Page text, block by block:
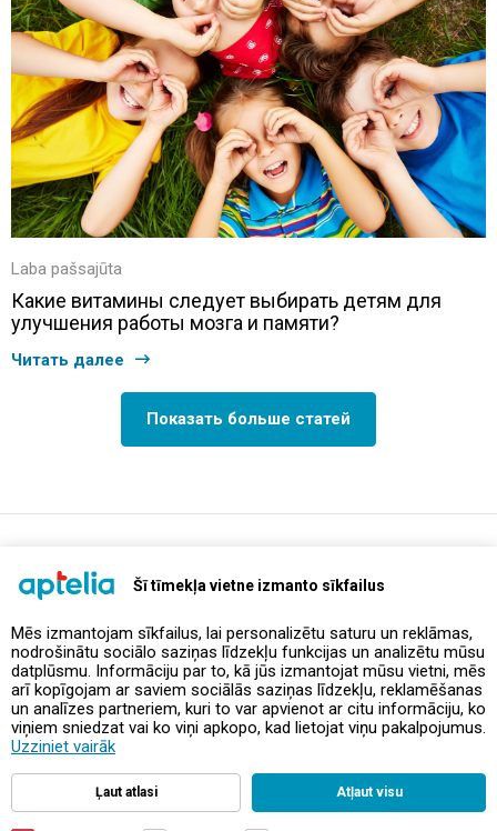
Šī tīmekļa vietne izmanto sīkfailus
Mēs izmantojam sīkfailus, lai personalizētu saturu un reklāmas,
nodrošinātu sociālo saziņas līdzekļu funkcijas un analizētu mūsu
datplūsmu. Informāciju par to, kā jūs izmantojat mūsu vietni, mēs
arī kopīgojam ar saviem sociālās saziņas līdzekļu, reklamēšanas
un analīzes partneriem, kuri to var apvienot ar citu informāciju, ko
viņiem sniedzat vai ko viņi apkopo, kad lietojat viņu pakalpojumus.
Uzziniet vairāk
Ļaut atlasi Atļaut visu
Laba pašsajūta
Какие витамины следует выбирать детям для
улучшения работы мозга и памяти?
Читать далее
Показать больше статей
Предложения и акции
Контакты